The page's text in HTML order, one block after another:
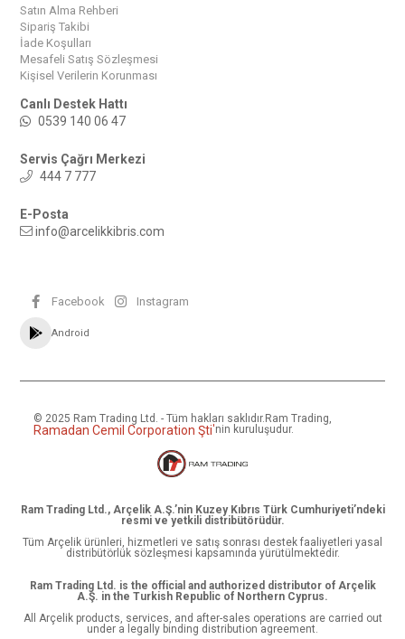
Satın Alma Rehberi
Sipariş Takibi
İade Koşulları
Mesafeli Satış Sözleşmesi
Kişisel Verilerin Korunması
Canlı Destek Hattı
0539 140 06 47
Servis Çağrı Merkezi
444 7 777
E-Posta
info@arcelikkibris.com
Facebook Instagram
Android
© 2025 Ram Trading Ltd. - Tüm hakları saklıdır. Ram Trading,
Ramadan Cemil Corporation Şti'nin kuruluşudur.
Ram Trading Ltd., Arçelik A.Ş.’nin Kuzey Kıbrıs Türk Cumhuriyeti’ndeki
resmi ve yetkili distribütörüdür.
Tüm Arçelik ürünleri, hizmetleri ve satış sonrası destek faaliyetleri yasal
distribütörlük sözleşmesi kapsamında yürütülmektedir.
Ram Trading Ltd. is the official and authorized distributor of Arçelik
A.Ş. in the Turkish Republic of Northern Cyprus.
All Arçelik products, services, and after-sales operations are carried out
under a legally binding distribution agreement.